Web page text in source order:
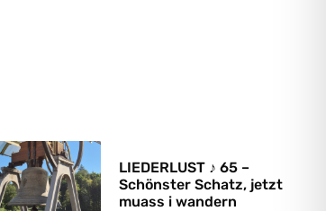
LIEDERLUST ♪ 65 –
Schönster Schatz, jetzt
muass i wandern